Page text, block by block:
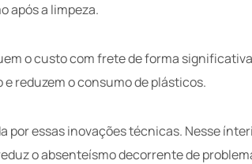
após a limpeza.
o custo com frete de forma
reduzem o consumo de plásticos.
essas inovações técnicas. Nesse
o absenteísmo decorrente de